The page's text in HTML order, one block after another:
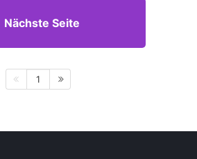
Nächste Seite
1